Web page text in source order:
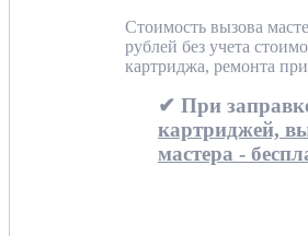
Стоимость вызова
рублей без учета
картриджа, ремонта
✔ При
картриджей,
мастера -